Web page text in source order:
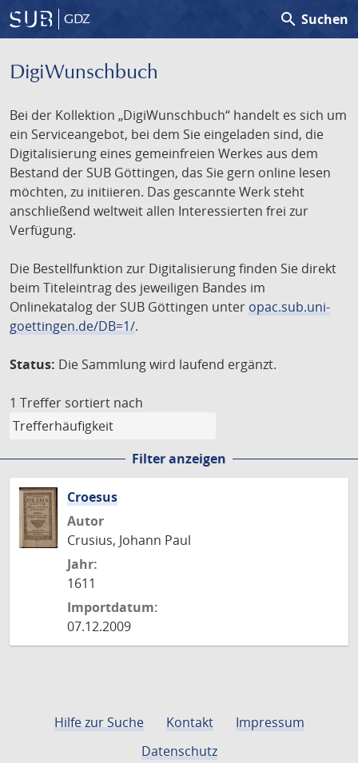
GDZ search Suchen
DigiWunschbuch
Bei der Kollektion „DigiWunschbuch“ handelt es sich um
ein Serviceangebot, bei dem Sie eingeladen sind, die
Digitalisierung eines gemeinfreien Werkes aus dem
Bestand der SUB Göttingen, das Sie gern online lesen
möchten, zu initiieren. Das gescannte Werk steht
anschließend weltweit allen Interessierten frei zur
Verfügung.
Die Bestellfunktion zur Digitalisierung finden Sie direkt
beim Titeleintrag des jeweiligen Bandes im
Onlinekatalog der SUB Göttingen unter opac.sub.uni-
goettingen.de/DB=1/.
Status: Die Sammlung wird laufend ergänzt.
1 Treffer sortiert nach
Filter anzeigen
Croesus
Autor
Crusius, Johann Paul
Jahr:
1611
Importdatum:
07.12.2009
Hilfe zur Suche Kontakt
Impressum
Datenschutz